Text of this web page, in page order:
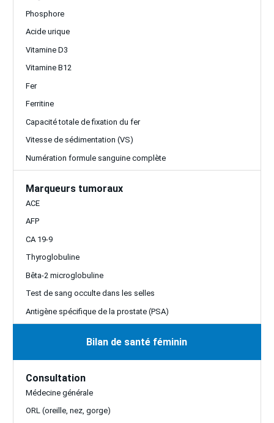
Phosphore
Acide urique
Vitamine D3
Vitamine B12
Fer
Ferritine
Capacité totale de fixation du fer
Vitesse de sédimentation (VS)
Numération formule sanguine complète
Marqueurs tumoraux
ACE
AFP
CA 19-9
Thyroglobuline
Bêta-2 microglobuline
Test de sang occulte dans les selles
Antigène spécifique de la prostate (PSA)
Bilan de santé féminin
Consultation
Médecine générale
ORL (oreille, nez, gorge)